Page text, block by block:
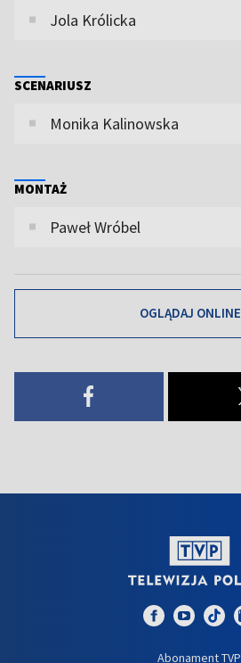
Jola Królicka
SCENARIUSZ
Monika Kalinowska
MONTAŻ
Paweł Wróbel
OGLĄDAJ ONLINE
Abonament TVP